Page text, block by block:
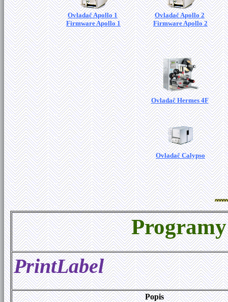
Ovladač Apollo 1
Firmware Apollo 1
Ovladač Apollo 2
Firmware Apollo 2
Ovladač Hermes 4F
Ovladač Calypso
PrintLabel
Popis